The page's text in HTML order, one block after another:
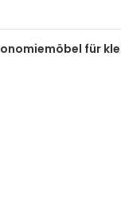
für